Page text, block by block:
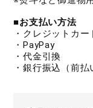
■お支払い方法
・クレジットカー
・PayPay
・代金引換
・銀行振込（前払